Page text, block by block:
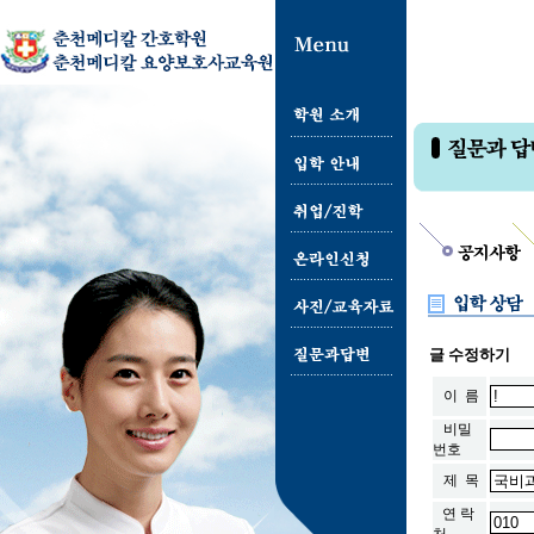
글 수정하기
이 름
비밀
번호
제 목
연 락